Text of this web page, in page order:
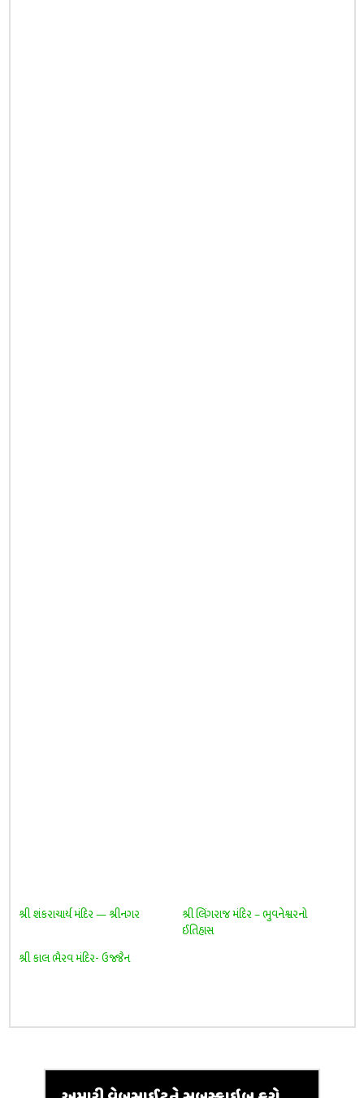
શ્રી શંકરાચાર્ય મંદિર — શ્રીનગર
શ્રી લિંગરાજ મંદિર – ભુવનેશ્વરનો
ઈતિહાસ
શ્રી કાલ ભૈરવ મંદિર- ઉજ્જૈન